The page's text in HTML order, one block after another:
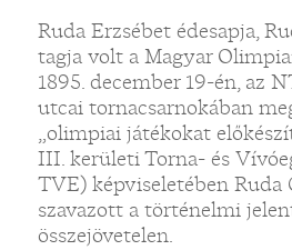
Ruda Erzsébet édesapja,
tagja volt a Magyar
1895. december 19-én, az
utcai tornacsarnokában
„olimpiai játékokat
III. kerületi Torna- és
TVE) képviseletében Ruda
szavazott a történelmi
összejövetelen.